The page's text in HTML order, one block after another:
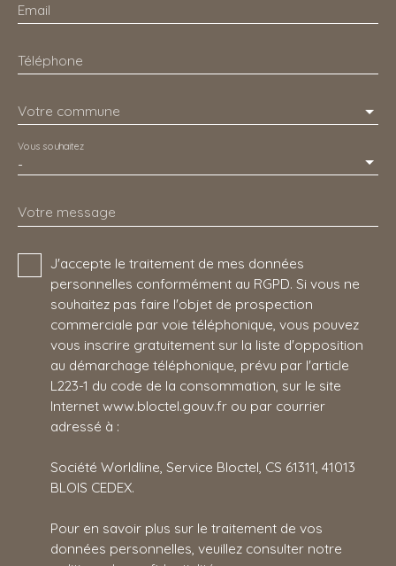
Email
Téléphone
Votre commune
-
Vous souhaitez
Votre message
J'accepte le traitement de mes données
personnelles conformément au RGPD. Si vous ne
souhaitez pas faire l'objet de prospection
commerciale par voie téléphonique, vous pouvez
vous inscrire gratuitement sur la liste d'opposition
au démarchage téléphonique, prévu par l'article
L223-1 du code de la consommation, sur le site
Internet www.bloctel.gouv.fr ou par courrier
adressé à :
Société Worldline, Service Bloctel, CS 61311, 41013
BLOIS CEDEX.
Pour en savoir plus sur le traitement de vos
données personnelles, veuillez consulter notre